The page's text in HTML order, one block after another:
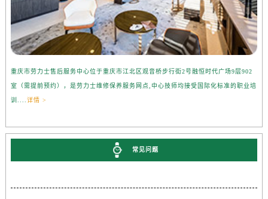
重庆市劳力士售后服务中心位于重庆市江北区观音桥步行街2号融恒时代广场9层902
室（需提前预约），是劳力士维修保养服务网点,中心技师均接受国际化标准的职业培
训.... 详情 >
常见问题